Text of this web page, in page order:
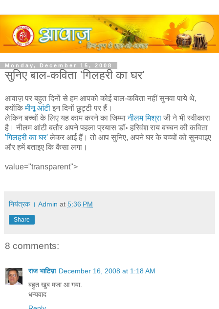
Monday, December 15, 2008
सुनिए बाल-कविता 'गिलहरी का घर'
आवाज़ पर बहुत दिनों से हम आपको कोई बाल-कविता नहीं सुनवा पाये थे,
क्योंकिमीनू आंटी इन दिनों छुट्टी पर हैं।
लेकिन बच्चों के लिए यह काम करने का जिम्मानीलम मिश्रा जी ने भी स्वीकारा
है। नीलम आंटी बतौर अपने पहला प्रयास डॉ॰ हरिवंश राय बच्चन की कविता
'गिलहरी का घर' लेकर आई हैं। तो आप सुनिए, अपने घर के बच्चों को सुनवाइए
और हमें बताइए कि कैसा लगा।
value="transparent">
नियंत्रक । Admin at 5:36 PM
Share
8 comments:
राज भाटिय़ा December 16, 2008 at 1:18 AM
बहुत खुब मजा आ गया.
धन्यवाद